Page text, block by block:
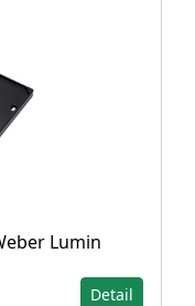
Lumin
Detail